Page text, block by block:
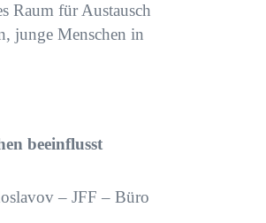
Raum für Austausch
junge Menschen in
beeinflusst
– JFF – Büro